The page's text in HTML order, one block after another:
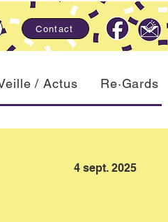
Contact
/ Actus Re·Gards
4 sept. 2025